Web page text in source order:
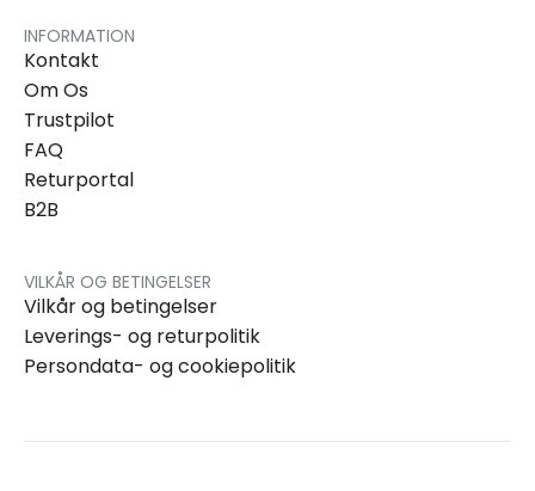
INFORMATION
Kontakt
Om Os
Trustpilot
FAQ
Returportal
B2B
VILKÅR OG BETINGELSER
Vilkår og betingelser
Leverings- og returpolitik
Persondata- og cookiepolitik